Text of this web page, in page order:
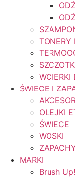
TONERY
WCIERKI
ŚWIECE I
OLEJKI
ŚWIECE
WOSKI
MARKI
Brush Up!